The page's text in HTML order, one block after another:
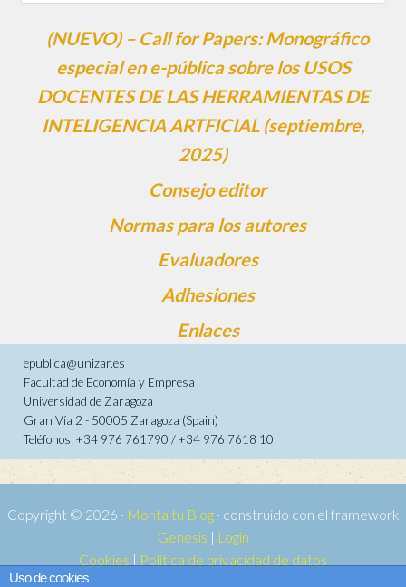
(NUEVO) – Call for Papers: Monográfico
especial en e-pública sobre los USOS
DOCENTES DE LAS HERRAMIENTAS DE
INTELIGENCIA ARTFICIAL (septiembre,
2025)
Consejo editor
Normas para los autores
Evaluadores
Adhesiones
Enlaces
epublica@unizar.es
Facultad de Economía y Empresa
Universidad de Zaragoza
Gran Vía 2 - 50005 Zaragoza (Spain)
Teléfonos: +34 976 761790 / +34 976 7618 10
Copyright © 2026 · Monta tu Blog· construido con el framework
Genesis | Login
Cookies | Política de privacidad de datos
Copyright © 2026 ·
Uso de cookies